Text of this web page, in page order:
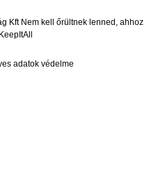
Kft Nem kell őrültnek lenned, ahhoz
adatok védelme